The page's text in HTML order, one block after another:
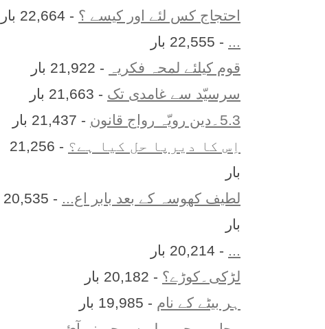
احتجاج کس لئے اور کیسے ؟ - 22,664 بار
- 22,555 بار
قوم کیلئے لمحہ فکریہ
- 21,922 بار
سرسیّد سے غامدی تک - 21,663 بار
5.3۔دین رویّہ رواج قانون
- 21,437 بار
اِس کا ديرپا حل کيا ہے؟
- 21,256
بار
لطیف کھوسہ کے بعد بابر اع...
- 20,535
بار
- 20,214 بار
لڑکی۔کوڑے؟ - 20,182 بار
ہر بيٹے کے نام - 19,985 بار